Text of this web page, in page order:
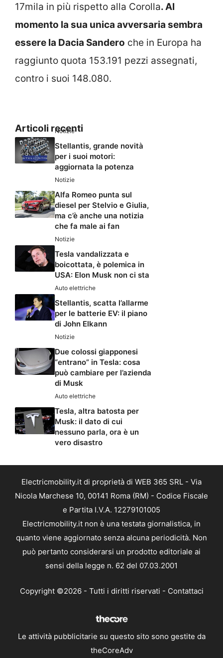
17mila in più rispetto alla Corolla. Al
momento la sua unica avversaria sembra
essere la Dacia Sandero che in Europa ha
raggiunto quota 153.191 pezzi assegnati,
contro i suoi 148.080.
Articoli recenti
Notizie
Stellantis, grande novità
per i suoi motori:
aggiornata la potenza
Notizie
Alfa Romeo punta sul
diesel per Stelvio e Giulia,
ma c’è anche una notizia
che fa male ai fan
Notizie
Tesla vandalizzata e
boicottata, è polemica in
USA: Elon Musk non ci sta
Auto elettriche
Stellantis, scatta l’allarme
per le batterie EV: il piano
di John Elkann
Notizie
Due colossi giapponesi
“entrano” in Tesla: cosa
può cambiare per l’azienda
di Musk
Auto elettriche
Tesla, altra batosta per
Musk: il dato di cui
nessuno parla, ora è un
vero disastro
Electricmobility.it di proprietà di WEB 365 SRL - Via
Nicola Marchese 10, 00141 Roma (RM) - Codice Fiscale
e Partita I.V.A. 12279101005
Electricmobility.it non è una testata giornalistica, in
quanto viene aggiornato senza alcuna periodicità. Non
può pertanto considerarsi un prodotto editoriale ai
sensi della legge n. 62 del 07.03.2001
Copyright ©2026 - Tutti i diritti riservati - Contattaci
Le attività pubblicitarie su questo sito sono gestite da
theCoreAdv